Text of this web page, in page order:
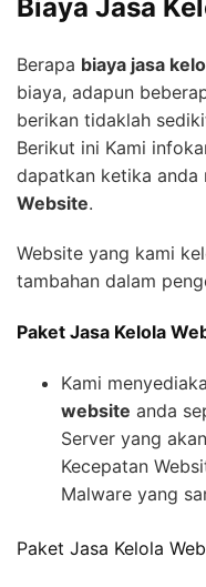
Biaya Jasa
Berapa biaya jasa
biaya, adapun
berikan tidaklah
Berikut ini Kami
dapatkan ketika anda
Website.
Website yang kami
tambahan dalam
Paket Jasa Kelola
Kami
website anda
Server yang
Kecepatan
Malware yang
Paket Jasa Kelola